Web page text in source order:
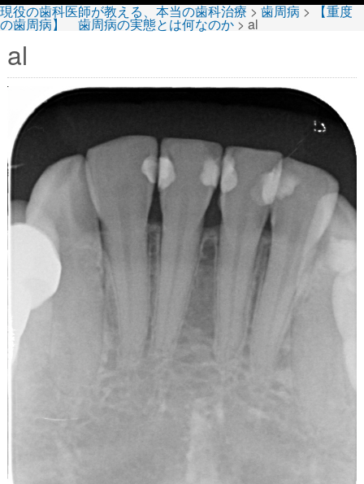
現役の歯科医師が教える、本当の歯科治療>歯周病>【重度
の歯周病】 歯周病の実態とは何なのか>al
al